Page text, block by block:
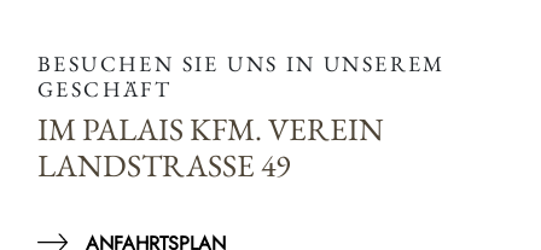
BESUCHEN SIE UNS IN UNSEREM
GESCHÄFT
IM PALAIS KFM. VEREIN
LANDSTRASSE 49
ANFAHRTSPLAN